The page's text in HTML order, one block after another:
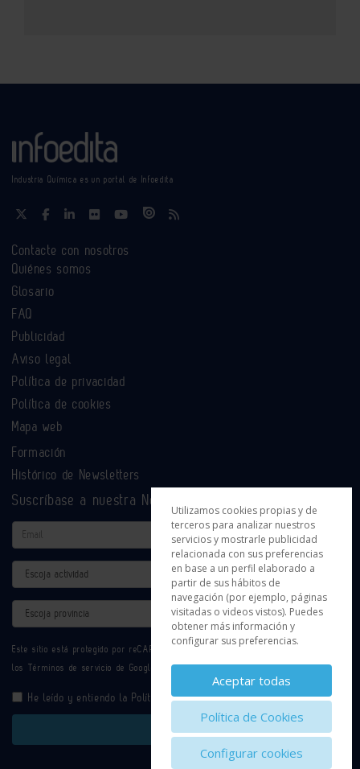
Industria Química es un portal de Infoedita
Contacte con nosotros
Quiénes somos
Glosario
FAQ
Publicidad
Aviso legal
Política de privacidad
Política de cookies
Mapa web
Formación
Histórico de Newsletters
Suscríbase a nuestra Newsletter
Email
Actividad
Provincia
Este sitio está protegido por reCAPTCHA y se aplican la
los Términos de servicio de Google.
He leído y entiendo la Política de Privacidad
Enviar
Utilizamos cookies propias y de
terceros para analizar nuestros
servicios y mostrarle publicidad
relacionada con sus preferencias
en base a un perfil elaborado a
partir de sus hábitos de
navegación (por ejemplo, páginas
visitadas o videos vistos). Puedes
obtener más información y
configurar sus preferencias.
Aceptar todas
Política de Cookies
Configurar cookies